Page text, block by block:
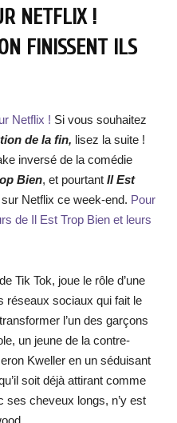
NETFLIX !
FINISSENT ILS
Netflix ! Si vous souhaitez
de la fin, lisez la suite !
inversé de la comédie
Bien, et pourtant Il Est
Netflix ce week-end. Pour
de Il Est Trop Bien et leurs
Tik Tok, joue le rôle d’une
réseaux sociaux qui fait le
l’un des garçons
un jeune de la contre-
Kweller en un séduisant
soit déjà attirant comme
ses cheveux longs, n’y est